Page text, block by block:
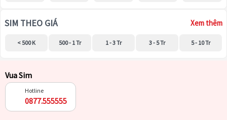
SIM THEO GIÁ Xem thêm
< 500 K 500 - 1 Tr 1 - 3 Tr 3 - 5 Tr 5 - 10 Tr
Vua Sim
Hotline
0877.555555